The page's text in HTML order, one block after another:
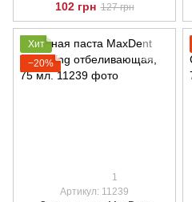
102 грн 127 грн
Хит
−20%
1
Артикул: 11239